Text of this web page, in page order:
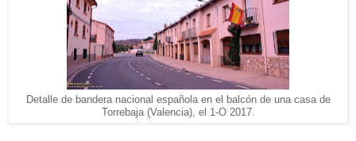
Detalle de bandera nacional española en el balcón de una casa de
Torrebaja (Valencia), el 1-O 2017.